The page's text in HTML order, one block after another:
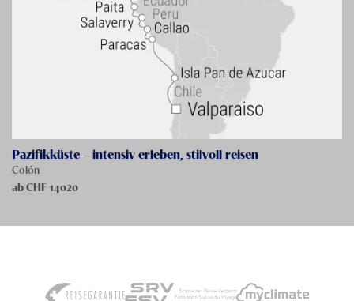
Pazifikküste – intensiv erleben, stilvoll reisen
Colón
ab CHF 14020